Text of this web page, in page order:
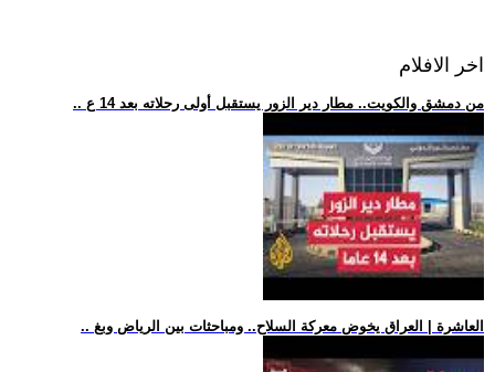
اخر الافلام
.. من دمشق والكويت.. مطار دير الزور يستقبل أولى رحلاته بعد 14 ع
.. العاشرة | العراق يخوض معركة السلاح.. ومباحثات بين الرياض وبغ